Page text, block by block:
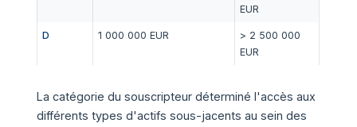
EUR
D 1 000 000 EUR
> 2 500 000
EUR
La catégorie du souscripteur déterminé l'accès aux
différents types d'actifs sous-jacents au sein des